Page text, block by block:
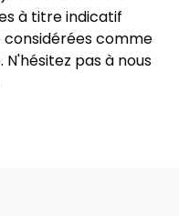
à titre indicatif
comme
pas à nous